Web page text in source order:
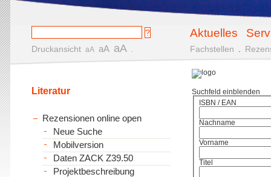
Aktuelles
Druckansicht aA aA aA Fachstellen
Suchfeld einblenden
ISBN / EAN
Nachname
Vorname
Titel
Literatur
Rezensionen online open
Neue Suche
Mobilversion
Daten ZACK Z39.50
Projektbeschreibung